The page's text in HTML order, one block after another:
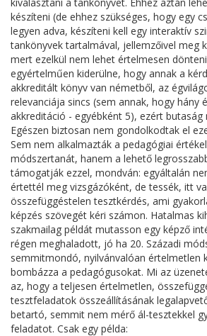
készíteni (de ehhez szükséges, hogy egy
legyen adva, készíteni kell egy interaktív
tankönyvek tartalmával, jellemzőivel meg
mert ezelkül nem lehet értelmesen
egyértelműen kiderülne, hogy annak a
akkreditált könyv van németből, az
relevanciája sincs (sem annak, hogy hány
akkreditáció - egyébként 5), ezért butaság
Egészen biztosan nem gondolkodtak el
Sem nem alkalmazták a pedagógiai
módszertanát, hanem a lehető
támogatják ezzel, mondván: egyáltalán
értettél meg vizsgázóként, de tessék, itt
összefüggéstelen tesztkérdés, ami
képzés szövegét kéri számon. Hatalmas
szakmailag példát mutasson egy képző
régen meghaladott, jó ha 20. Századi
semmitmondó, nyilvánvalóan értelmetlen
bombázza a pedagógusokat. Mi az
az, hogy a teljesen értelmetlen,
tesztfeladatok összeállításának
betartó, semmit nem mérő ál-tesztekkel
feladatot. Csak egy példa: